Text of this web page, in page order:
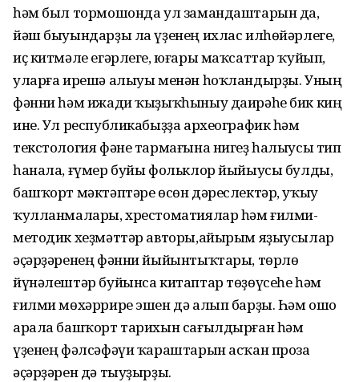
һәм был тормошонда ул замандаштарын да,
йәш быуындарҙы ла үҙенең ихлас илһөйәрлеге,
иҫ китмәле егәрлеге, юғары маҡсаттар ҡуйып,
уларға ирешә алыуы менән һоҡландырҙы. Уның
фәнни һәм ижади ҡыҙыҡһыныу даирәһе бик киң
ине. Ул республикабыҙҙа археографик һәм
текстология фәне тармағына нигеҙ һалыусы тип
һанала, ғүмер буйы фольклор йыйыусы булды,
башҡорт мәктәптәре өсөн дәреслектәр, уҡыу
ҡулланмалары, хрестоматиялар һәм ғилми-
методик хеҙмәттәр авторы,айырым яҙыусылар
әҫәрҙәренең фәнни йыйынтыҡтары, төрлө
йүнәлештәр буйынса китаптар төҙөүсеһе һәм
ғилми мөхәррире эшен дә алып барҙы. Һәм ошо
арала башҡорт тарихын сағылдырған һәм
үҙенең фәлсәфәүи ҡараштарын асҡан проза
әҫәрҙәрен дә тыуҙырҙы.